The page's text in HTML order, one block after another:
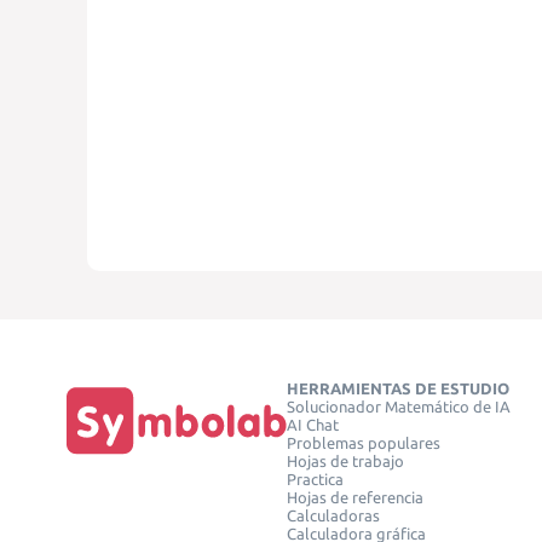
HERRAMIENTAS DE ESTUDIO
Solucionador Matemático de IA
AI Chat
Problemas populares
Hojas de trabajo
Practica
Hojas de referencia
Calculadoras
Calculadora gráfica